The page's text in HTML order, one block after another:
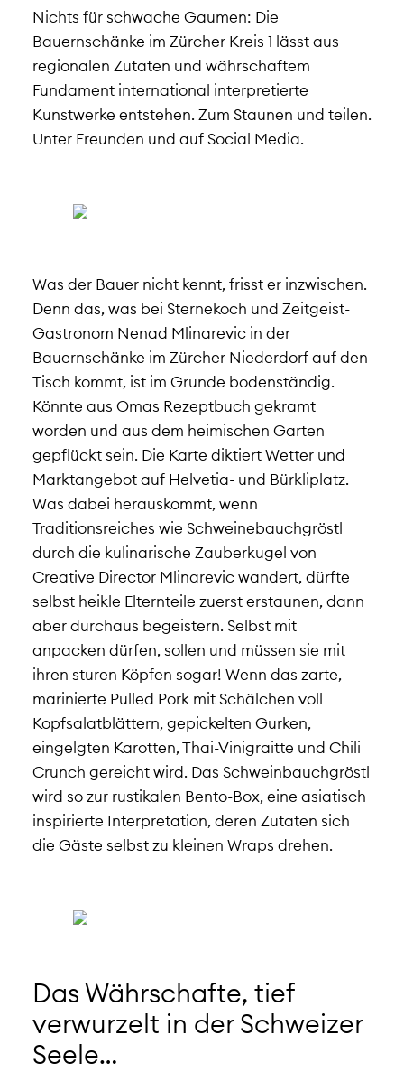
Nichts für schwache Gaumen: Die
Bauernschänke im Zürcher Kreis 1 lässt aus
regionalen Zutaten und währschaftem
Fundament international interpretierte
Kunstwerke entstehen. Zum Staunen und teilen.
Unter Freunden und auf Social Media.
Was der Bauer nicht kennt, frisst er inzwischen.
Denn das, was bei Sternekoch und Zeitgeist-
Gastronom Nenad Mlinarevic in der
Bauernschänke im Zürcher Niederdorfauf den
Tisch kommt, ist im Grunde bodenständig.
Könnte aus Omas Rezeptbuch gekramt
worden und aus dem heimischen Garten
gepflückt sein. Die Karte diktiert Wetter und
Marktangebotauf Helvetia- und Bürkliplatz.
Was dabei herauskommt, wenn
Traditionsreiches wie Schweinebauchgröstl
durch die kulinarische Zauberkugel von
Creative Director Mlinarevic wandert, dürfte
selbst heikle Elternteile zuerst erstaunen, dann
aber durchaus begeistern. Selbst mit
anpacken dürfen, sollen und müssen sie mit
ihren sturen Köpfen sogar! Wenn das zarte,
marinierte Pulled Pork mit Schälchen voll
Kopfsalatblättern, gepickelten Gurken,
eingelgten Karotten, Thai-Vinigraitte und Chili
Crunch gereicht wird. Das Schweinbauchgröstl
wird so zur rustikalen Bento-Box, eine asiatisch
inspirierte Interpretation, deren Zutaten sich
die Gäste selbst zu kleinen Wraps drehen.
Das Währschafte, tief
verwurzelt in der Schweizer
Seele…